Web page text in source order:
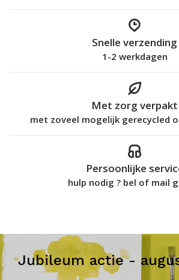
Snelle verzending
1-2 werkdagen
Met zorg verpakt
met zoveel mogelijk gerecycled
Persoonlijke
hulp nodig ? bel of mail
Jubileum actie -